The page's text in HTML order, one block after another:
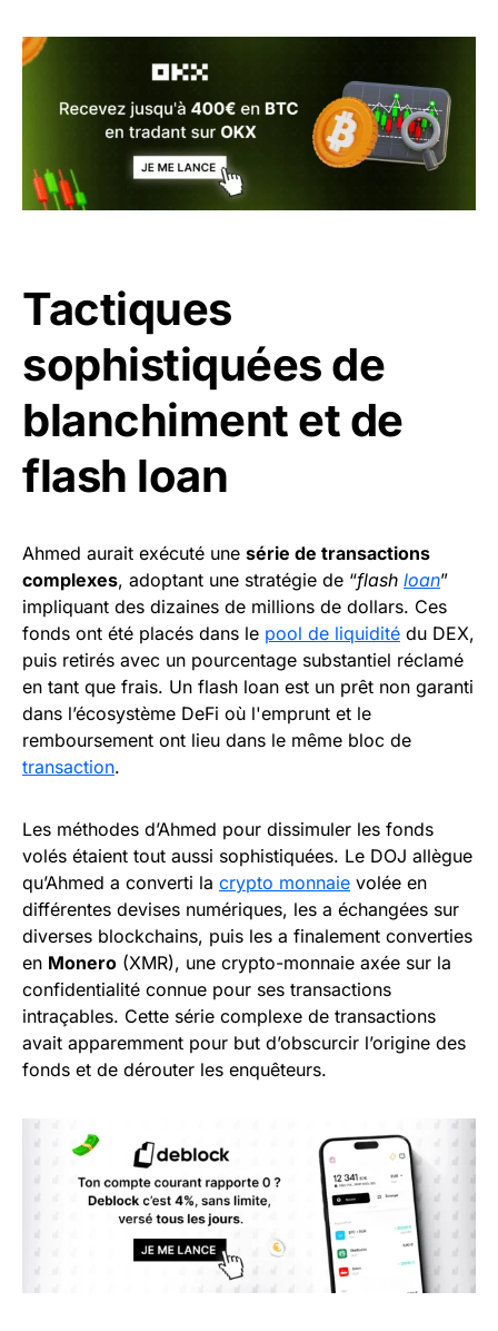
Tactiques
sophistiquées de
blanchiment et de
flash loan
Ahmed aurait exécuté une série de transactions
complexes, adoptant une stratégie de “flash loan”
impliquant des dizaines de millions de dollars. Ces
fonds ont été placés dans le pool de liquidité du DEX,
puis retirés avec un pourcentage substantiel réclamé
en tant que frais. Un flash loan est un prêt non garanti
dans l’écosystème DeFi où l'emprunt et le
remboursement ont lieu dans le même bloc de
transaction.
Les méthodes d’Ahmed pour dissimuler les fonds
volés étaient tout aussi sophistiquées. Le DOJ allègue
qu’Ahmed a converti la crypto monnaie volée en
différentes devises numériques, les a échangées sur
diverses blockchains, puis les a finalement converties
en Monero (XMR), une crypto-monnaie axée sur la
confidentialité connue pour ses transactions
intraçables. Cette série complexe de transactions
avait apparemment pour but d’obscurcir l’origine des
fonds et de dérouter les enquêteurs.